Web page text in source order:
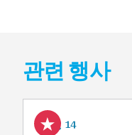
관련 행사
Aug 14